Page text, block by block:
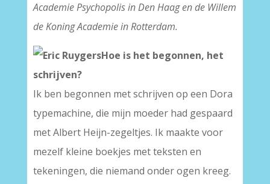
Academie Psychopolis in Den Haag en de Willem
de Koning Academie in Rotterdam.
Hoe is het begonnen, het
schrijven?
Ik ben begonnen met schrijven op een Dora
typemachine, die mijn moeder had gespaard
met Albert Heijn-zegeltjes. Ik maakte voor
mezelf kleine boekjes met teksten en
tekeningen, die niemand onder ogen kreeg.